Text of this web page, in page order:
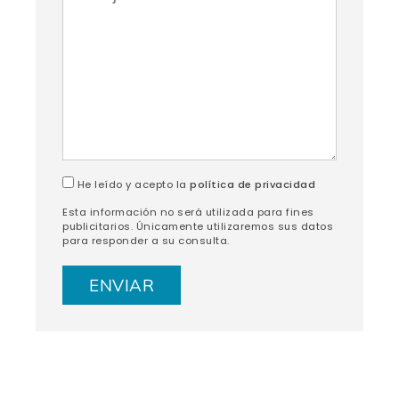
He leído y acepto la política de privacidad
Esta información no será utilizada para fines
publicitarios. Únicamente utilizaremos sus datos
para responder a su consulta.